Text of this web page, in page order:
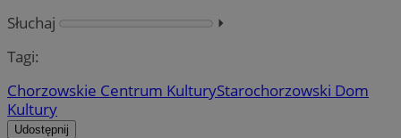
Słuchaj
⏵︎
Tagi:
Chorzowskie Centrum KulturyStarochorzowski Dom
Kultury
Udostępnij